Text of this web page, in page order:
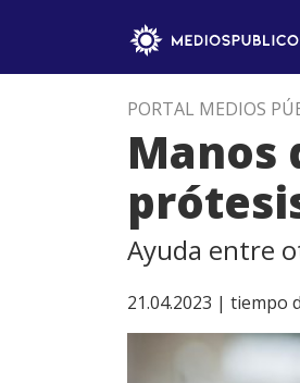
PORTAL MEDIOS
Manos
Ayuda entre
21.04.2023 | tiempo